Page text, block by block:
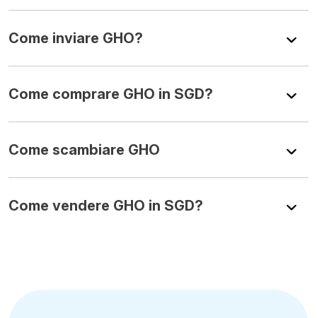
Come inviare GHO?
Come comprare GHO in SGD?
Come scambiare GHO
Come vendere GHO in SGD?